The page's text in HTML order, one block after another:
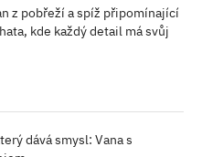
z pobřeží a spíž připomínající
kde každý detail má svůj
dává smysl: Vana s